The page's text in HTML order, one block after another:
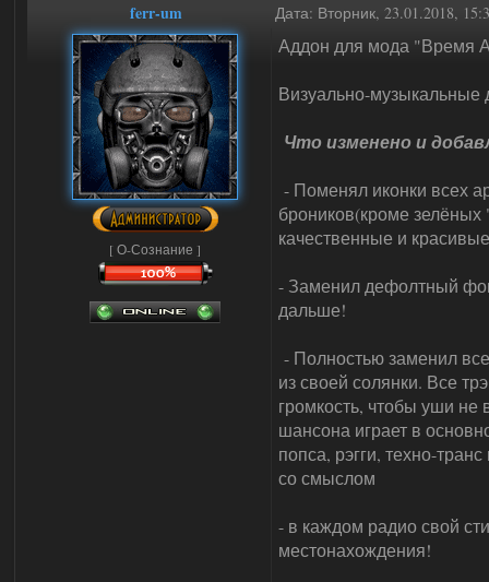
ferr-um Дата: Вторник, 23.01.2018,
[ О-Сознание ]
Аддон для мода "Время
Визуально-
Что изменено и
- Поменял иконки всех
броников(кроме
качественные и
- Заменил дефолтный
дальше!
- Полностью заменил
из своей солянки. Все
громкость, чтобы уши не
шансона играет в
попса, рэгги, техно-
со смыслом
- в каждом радио свой
местонахождения!